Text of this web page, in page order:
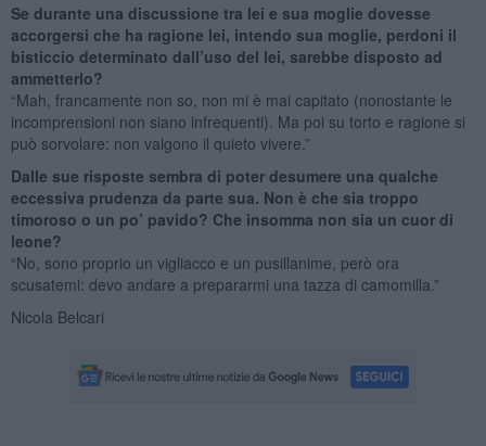
Se durante una discussione tra lei e sua moglie dovesse
accorgersi che ha ragione lei, intendo sua moglie, perdoni il
bisticcio determinato dall’uso del lei, sarebbe disposto ad
ammetterlo?
“Mah, francamente non so, non mi è mai capitato (nonostante le
incomprensioni non siano infrequenti). Ma poi su torto e ragione si
può sorvolare: non valgono il quieto vivere.”
Dalle sue risposte sembra di poter desumere una qualche
eccessiva prudenza da parte sua. Non è che sia troppo
timoroso o un po’ pavido? Che insomma non sia un cuor di
leone?
“No, sono proprio un vigliacco e un pusillanime, però ora
scusatemi: devo andare a prepararmi una tazza di camomilla.”
Nicola Belcari